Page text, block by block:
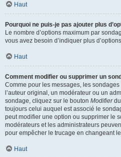
Haut
Pourquoi ne puis-je pas ajouter plus
Le nombre d’options maximum par
vous avez besoin d’indiquer plus
Haut
Comment modifier ou supprimer un
Comme pour les messages, les
l’auteur original, un modérateur ou un
sondage, cliquez sur le bouton Modifierdu
toujours celui auquel est associé le
peut modifier une option ou supprimer le
modérateurs et les administrateurs
pour empêcher le trucage en changeant
Haut